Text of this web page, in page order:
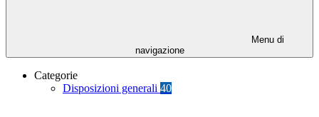
Menu di
navigazione
Categorie
Disposizioni generali 40